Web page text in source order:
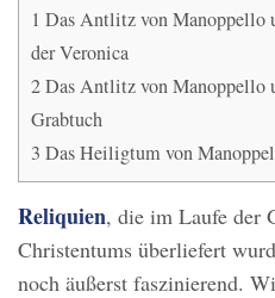
1 Das Antlitz von Manoppello
der Veronica
2Das Antlitz von Manoppello
Grabtuch
3 Das Heiligtum von
Reliquien, die im Laufe der
Christentums überliefert
noch äußerst faszinierend.